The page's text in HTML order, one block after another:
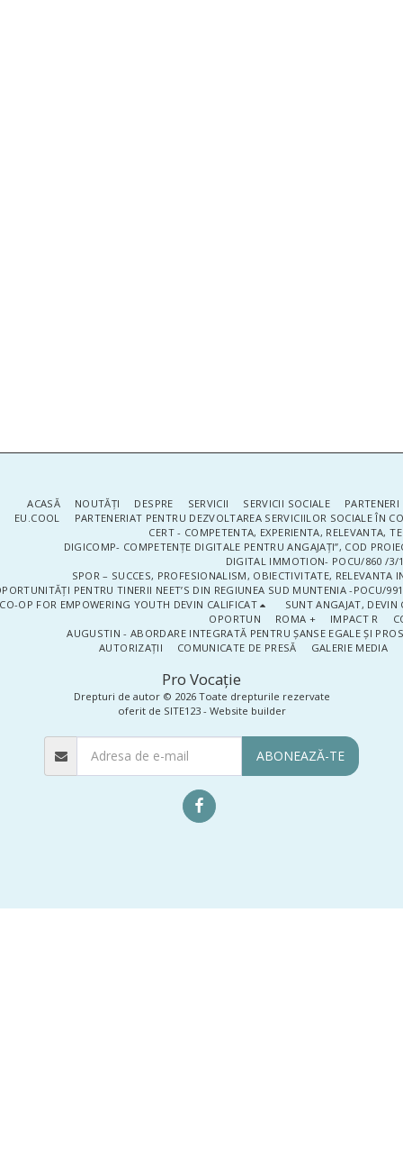
Pro Vocaţie
Drepturi de autor © 2026 Toate drepturile rezervate
oferit de SITE123- Website builder
ACASĂ NOUTĂŢI DESPRE SERVICII SERVICII SOCIALE
EU.COOL
PARTENERIAT PENTRU DEZVOLTAREA SERVICIILOR SOCIALE ÎN
CERT - COMPETENTA, EXPERIENTA, RELEVANTA,
DIGICOMP- COMPETENȚE DIGITALE PENTRU ANGAJAȚI”, COD
DIGITAL IMMOTION- POCU/860 /3/
SPOR – SUCCES, PROFESIONALISM, OBIECTIVITATE, RELEVANTA
PENTRU TINERII NEET’S DIN REGIUNEA SUD MUNTENIA -POCU/
CO-OP FOR EMPOWERING YOUTH DEVIN CALIFICAT
SUNT ANGAJAT, DEVIN
OPORTUN
ROMA + IMPACT R
AUGUSTIN - ABORDARE INTEGRATĂ PENTRU ȘANSE EGALE ȘI
AUTORIZAȚII
COMUNICATE DE PRESĂ GALERIE MEDIA
ABONEAZĂ-TE